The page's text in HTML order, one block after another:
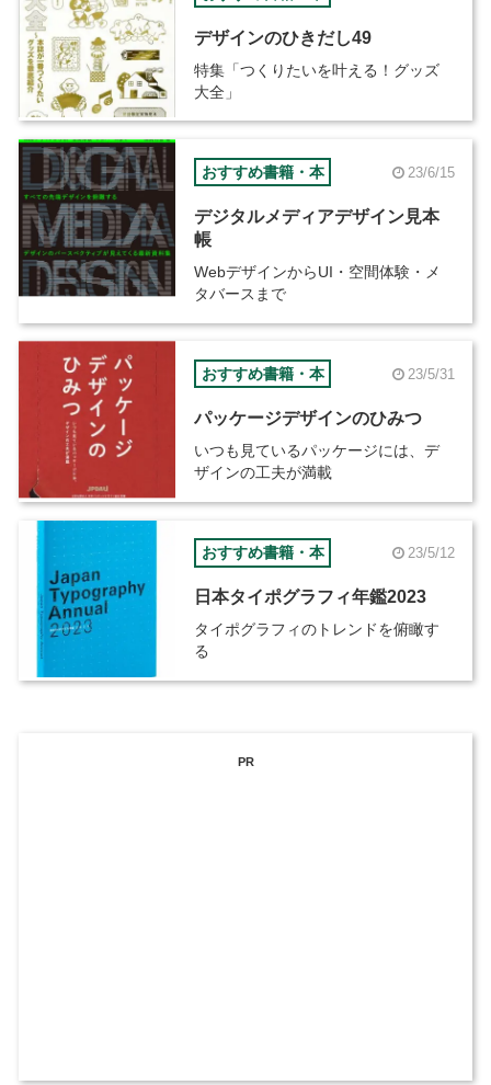
デザインのひきだし49
特集「つくりたいを叶える！グッズ
大全」
おすすめ書籍・本 23/6/15
デジタルメディアデザイン見本
帳
WebデザインからUI・空間体験・メ
タバースまで
おすすめ書籍・本 23/5/31
パッケージデザインのひみつ
いつも見ているパッケージには、デ
ザインの工夫が満載
おすすめ書籍・本 23/5/12
日本タイポグラフィ年鑑2023
タイポグラフィのトレンドを俯瞰す
る
PR